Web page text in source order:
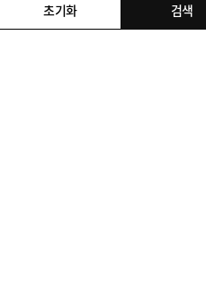
BSQTBYCLASSY
초기화 검색